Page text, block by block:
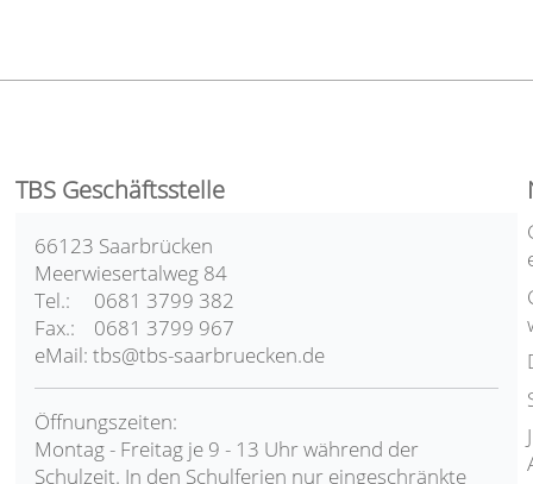
TBS Geschäftsstelle
66123 Saarbrücken
Meerwiesertalweg 84
Tel.: 0681 3799 382
Fax.: 0681 3799 967
eMail: tbs@tbs-saarbruecken.de
Öffnungszeiten:
Montag - Freitag je 9 - 13 Uhr während der
Schulzeit. In den Schulferien nur eingeschränkte